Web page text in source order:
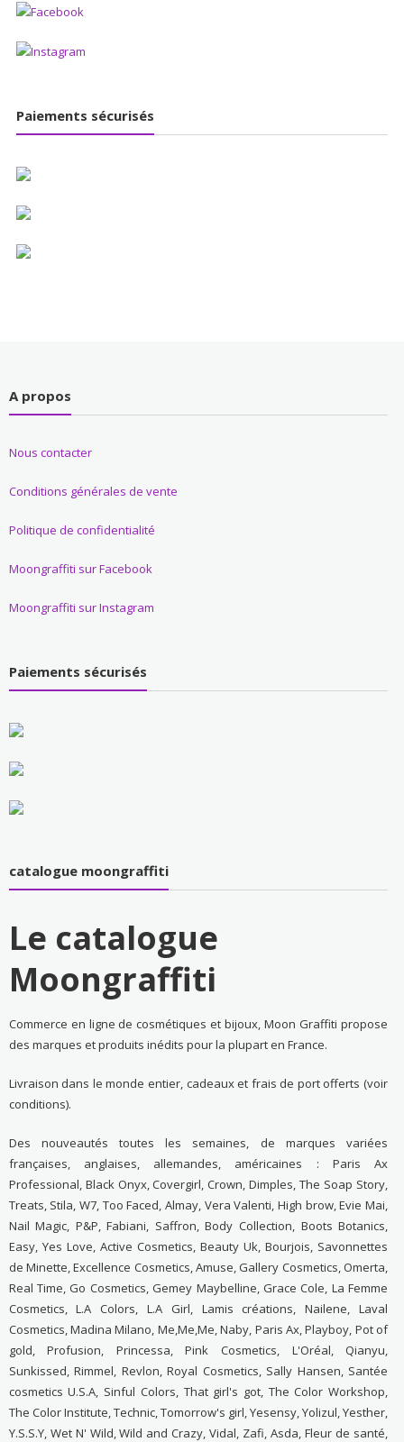
Paiements sécurisés
A propos
Nous contacter
Conditions générales de vente
Politique de confidentialité
Moongraffiti sur Facebook
Moongraffiti sur Instagram
Paiements sécurisés
catalogue moongraffiti
Le catalogue
Moongraffiti
Commerce en ligne de cosmétiques et bijoux, Moon Graffiti propose
des marques et produits inédits pour la plupart en France.
Livraison dans le monde entier, cadeaux et frais de port offerts (voir
conditions).
Des nouveautés toutes les semaines, de marques variées
françaises, anglaises, allemandes, américaines : Paris Ax
Professional, Black Onyx, Covergirl, Crown, Dimples, The Soap Story,
Treats, Stila, W7, Too Faced, Almay, Vera Valenti, High brow, Evie Mai,
Nail Magic, P&P, Fabiani, Saffron, Body Collection, Boots Botanics,
Easy, Yes Love, Active Cosmetics, Beauty Uk, Bourjois, Savonnettes
de Minette, Excellence Cosmetics, Amuse, Gallery Cosmetics, Omerta,
Real Time, Go Cosmetics, Gemey Maybelline, Grace Cole, La Femme
Cosmetics, L.A Colors, L.A Girl, Lamis créations, Nailene, Laval
Cosmetics, Madina Milano, Me,Me,Me, Naby, Paris Ax, Playboy, Pot of
gold, Profusion, Princessa, Pink Cosmetics, L'Oréal, Qianyu,
Sunkissed, Rimmel, Revlon, Royal Cosmetics, Sally Hansen, Santée
cosmetics U.S.A, Sinful Colors, That girl's got, The Color Workshop,
The Color Institute, Technic, Tomorrow's girl, Yesensy, Yolizul, Yesther,
Y.S.S.Y, Wet N' Wild, Wild and Crazy, Vidal, Zafi, Asda, Fleur de santé,